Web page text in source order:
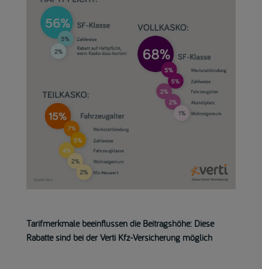
Tarifmerkmale beeinflussen die Beitragshöhe: Diese
Rabatte sind bei der Verti Kfz-Versicherung möglich